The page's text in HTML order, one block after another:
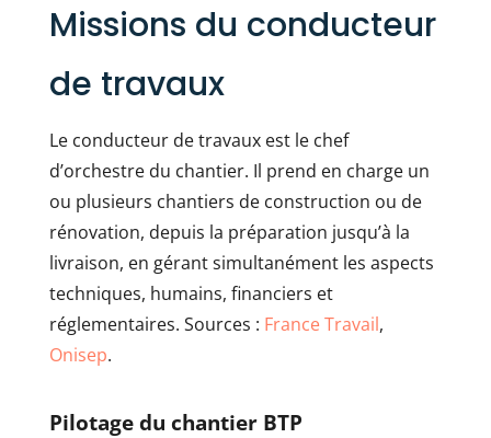
Missions du conducteur
de travaux
Le conducteur de travaux est le chef
d’orchestre du chantier. Il prend en charge un
ou plusieurs chantiers de construction ou de
rénovation, depuis la préparation jusqu’à la
livraison, en gérant simultanément les aspects
techniques, humains, financiers et
réglementaires. Sources : France Travail,
Onisep.
Pilotage du chantier BTP